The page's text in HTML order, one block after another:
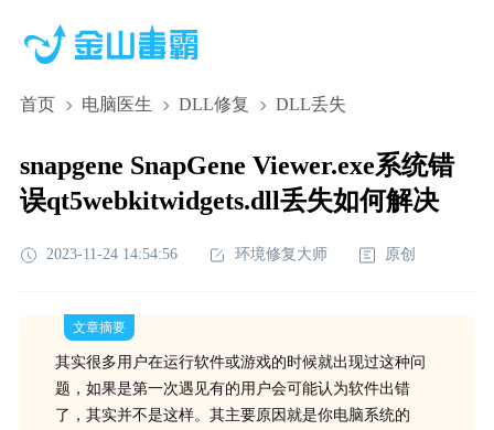
首页 电脑医生 DLL修复 DLL丢失
snapgene SnapGene Viewer.exe系统错
误qt5webkitwidgets.dll丢失如何解决
2023-11-24 14:54:56 环境修复大师 原创
文章摘要
其实很多用户在运行软件或游戏的时候就出现过这种问
题，如果是第一次遇见有的用户会可能认为软件出错
了，其实并不是这样。其主要原因就是你电脑系统的